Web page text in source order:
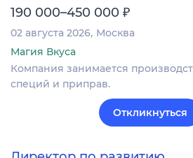
190 000–450 000 ₽
02 августа 2026 Москва
Магия Вкуса
Компания занимается
специй и приправ.
Откликнуться